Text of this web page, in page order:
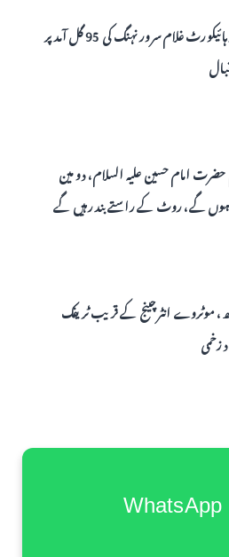
جسٹس لاہور ہائیکورٹ غلام سرور نہنگ کی 95 گل آمدپر
حضرت امام حسین علیہ السلام، دو مین
گے، روٹ کے راستے بند رہیں گے
، موٹروے انٹرچینج کے قریب ٹریفک